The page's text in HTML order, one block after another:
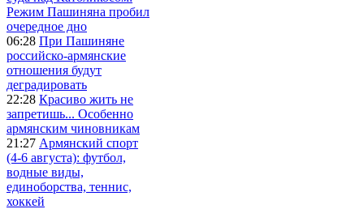
Режим Пашиняна пробил
очередное дно
06:28 При Пашиняне
российско-армянские
отношения будут
деградировать
22:28 Красиво жить не
запретишь... Особенно
армянским чиновникам
21:27 Армянский спорт
(4-6 августа): футбол,
водные виды,
единоборства, теннис,
хоккей